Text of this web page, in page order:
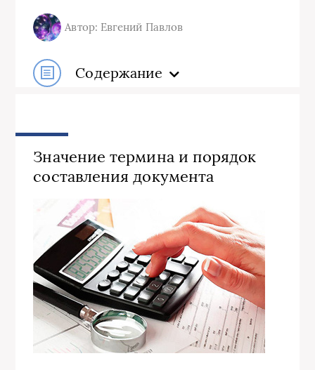
Автор: Евгений Павлов
Содержание
Значение термина и порядок
составления документа